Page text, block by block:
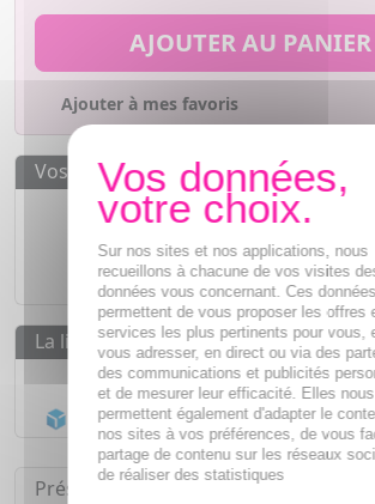
AJOUTER AU PANIER
Ajouter à mes favoris
Vos avantages
Des prixIMBATTABLES
Paiement en ligneSÉCURISÉ
Paiement en4 fois sans fraisà
La livraison
Livraison gratuite dès55€
Acheminement Chronopost
Présentation
Sur nos sites et nos applications, nous
recueillons à chacune de vos visites
données vous concernant. Ces
permettent de vous proposer les offres
services les plus pertinents pour vous,
vous adresser, en direct ou via des
des communications et publicités
et de mesurer leur efficacité. Elles nous
permettent également d'adapter le
nos sites à vos préférences, de vous
partage de contenu sur les réseaux
de réaliser des statistiques